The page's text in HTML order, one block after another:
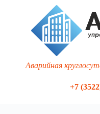
Аварийная
+7